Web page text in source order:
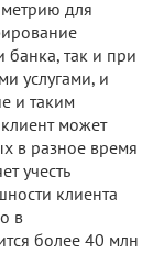
для
так и при
услугами, и
и таким
может
в разное время
учесть
клиента
в
более 40 млн